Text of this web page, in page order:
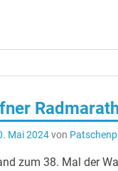
Mai 2024von
zum 38. Mal der